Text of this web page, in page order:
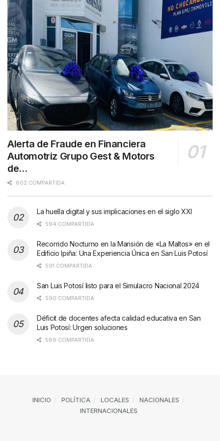
Alerta de Fraude en Financiera
Automotriz Grupo Gest & Motors
de…
602 COMPARTIDA
La huella digital y sus implicaciones en el siglo XXI
594 COMPARTIDA
Recorrido Nocturno en la Mansión de «La Maltos» en el
Edificio Ipiña: Una Experiencia Única en San Luis Potosí
591 COMPARTIDA
San Luis Potosí listo para el Simulacro Nacional 2024
590 COMPARTIDA
Déficit de docentes afecta calidad educativa en San
Luis Potosí: Urgen soluciones
589 COMPARTIDA
INICIO POLÍTICA LOCALES
NACIONALES
INTERNACIONALES